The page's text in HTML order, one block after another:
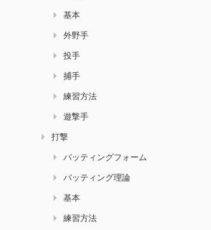
基本
外野手
投手
捕手
練習方法
遊撃手
打撃
バッティングフォーム
バッティング理論
基本
練習方法